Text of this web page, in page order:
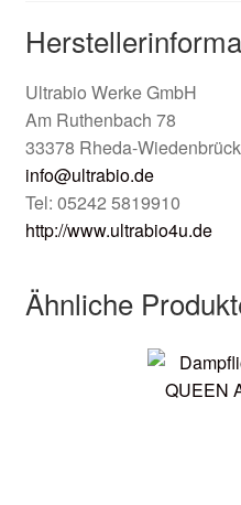
Ultrabio Werke GmbH
Am Ruthenbach 78
33378 Rheda-Wiedenbrück
info@ultrabio.de
Tel: 05242 5819910
http://www.ultrabio4u.de
Ähnliche